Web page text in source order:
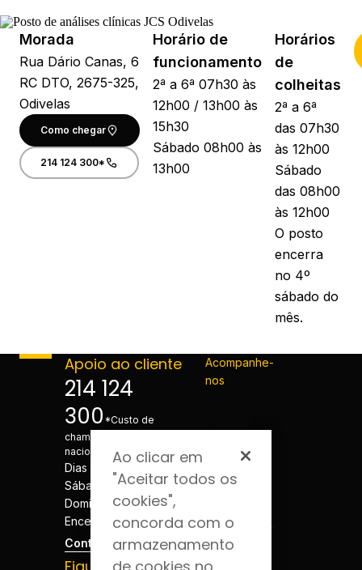
Morada
Rua Dário Canas, 6
RC DTO, 2675-325,
Odivelas
Como chegar
214 124 300*
Horário de
funcionamento
2ª a 6ª 07h30 às
12h00 / 13h00 às
15h30
Sábado 08h00 às
13h00
Horários
de
colheitas
2ª a 6ª
das 07h30
às 12h00
Sábado
das 08h00
às 12h00
O posto
encerra
no 4º
sábado do
mês.
Apoio ao cliente
214 124
300 *Custo de
chamada para a rede fixa
nacional
Dias úteis - 08h às 20h
Sábados - 08h às 20h
Domingos e Feriados -
Encerrado
Contactos
Acompanhe-
nos
Ao clicar em
"Aceitar todos os
cookies",
concorda com o
armazenamento